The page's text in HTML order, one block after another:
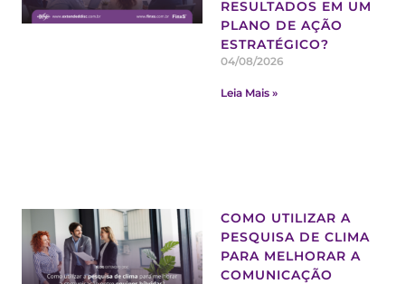
RESULTADOS EM UM
PLANO DE AÇÃO
ESTRATÉGICO?
04/08/2026
Leia Mais »
COMO UTILIZAR A
PESQUISA DE CLIMA
PARA MELHORAR A
COMUNICAÇÃO